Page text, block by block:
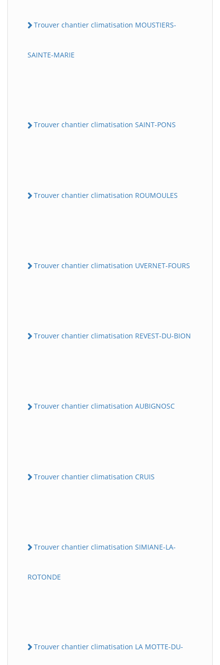
Trouver chantier climatisation MOUSTIERS-
SAINTE-MARIE
Trouver chantier climatisation SAINT-PONS
Trouver chantier climatisation ROUMOULES
Trouver chantier climatisation UVERNET-FOURS
Trouver chantier climatisation REVEST-DU-BION
Trouver chantier climatisation AUBIGNOSC
Trouver chantier climatisation CRUIS
Trouver chantier climatisation SIMIANE-LA-
ROTONDE
Trouver chantier climatisation LA MOTTE-DU-